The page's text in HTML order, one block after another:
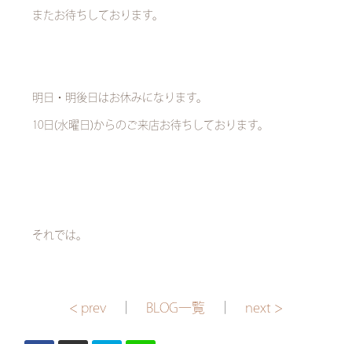
またお待ちしております。
明日・明後日はお休みになります。
10日(水曜日)からのご来店お待ちしております。
それでは。
< prev BLOG一覧 next >